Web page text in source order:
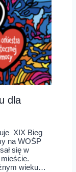
dla
XIX Bieg
na WOŚP
się w
wieku…